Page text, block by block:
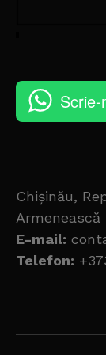
Chișinău,
Armenească
E-mail:
Telefon: